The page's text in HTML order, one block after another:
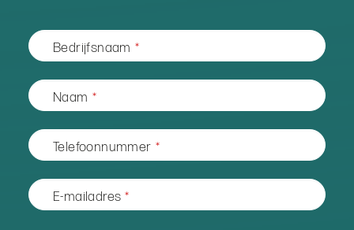
Bedrijfsnaam *
Business
Email *
Naam *
Telefoonnummer *
E-mailadres *